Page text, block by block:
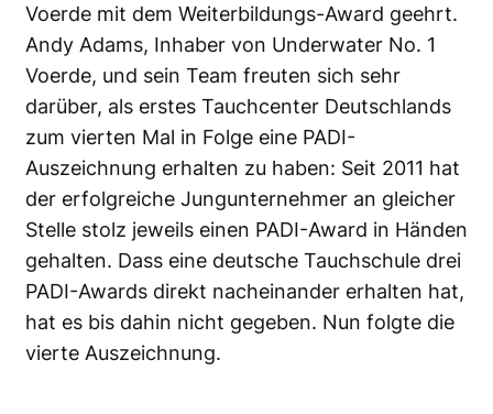
Voerde mit dem Weiterbildungs-Award geehrt.
Andy Adams, Inhaber von Underwater No. 1
Voerde, und sein Team freuten sich sehr
darüber, als erstes Tauchcenter Deutschlands
zum vierten Mal in Folge eine PADI-
Auszeichnung erhalten zu haben: Seit 2011 hat
der erfolgreiche Jungunternehmer an gleicher
Stelle stolz jeweils einen PADI-Award in Händen
gehalten. Dass eine deutsche Tauchschule drei
PADI-Awards direkt nacheinander erhalten hat,
hat es bis dahin nicht gegeben. Nun folgte die
vierte Auszeichnung.